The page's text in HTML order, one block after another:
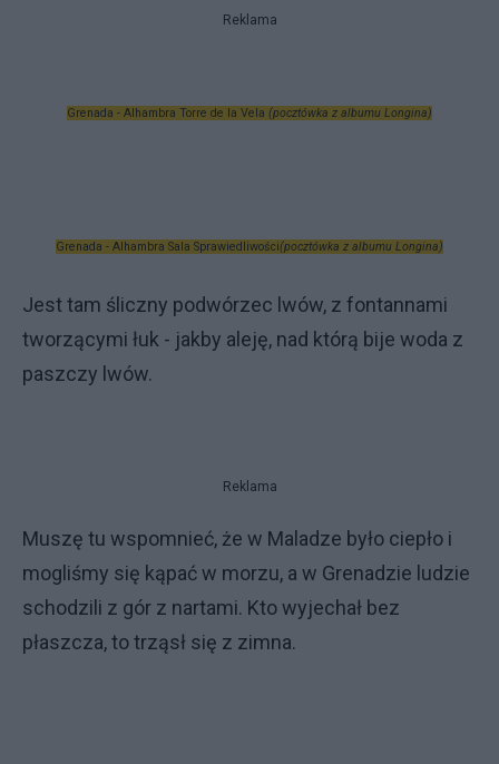
Reklama
Grenada - Alhambra Torre de la Vela (pocztówka z albumu Longina)
Grenada - Alhambra Sala Sprawiedliwości(pocztówka z albumu Longina)
Jest tam śliczny podwórzec lwów, z fontannami
tworzącymi łuk - jakby aleję, nad którą bije woda z
paszczy lwów.
Reklama
Muszę tu wspomnieć, że w Maladze było ciepło i
mogliśmy się kąpać w morzu, a w Grenadzie ludzie
schodzili z gór z nartami. Kto wyjechał bez
płaszcza, to trząsł się z zimna.